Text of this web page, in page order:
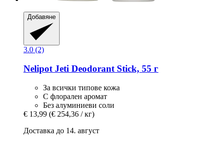
Добавяне
3.0 (2)
NelipotJeti Deodorant Stick, 55 г
За всички типове кожа
С флорален аромат
Без алуминиеви соли
€ 13,99 (€ 254,36 / кг)
Доставка до 14. август